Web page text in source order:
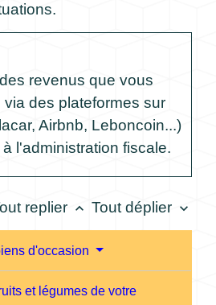
revenus que vous
des plateformes sur
Airbnb, Leboncoin...)
l'administration fiscale.
replier keyboard_arrow_up Tout déplier keyboard_arrow_down
d'occasion
et légumes de votre